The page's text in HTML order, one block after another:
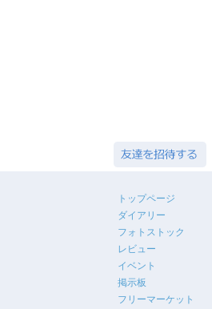
トップページ
ダイアリー
フォトストック
レビュー
イベント
掲示板
フリーマーケット